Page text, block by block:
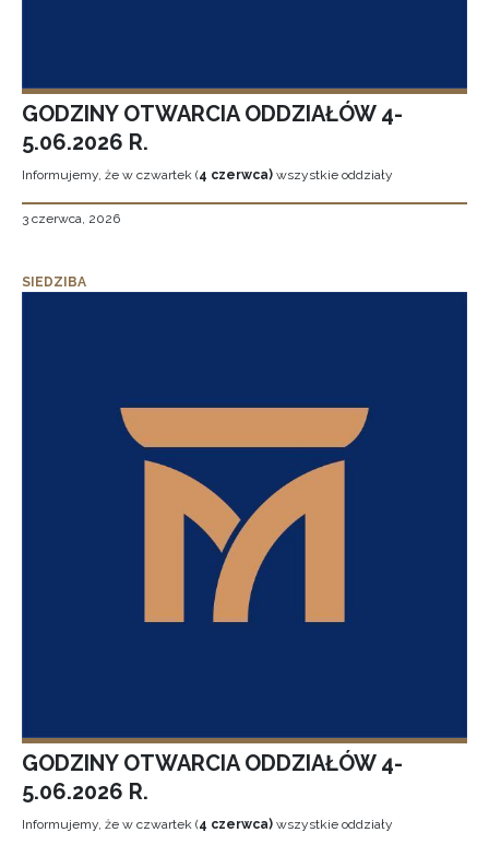
GODZINY OTWARCIA ODDZIAŁÓW 4-
5.06.2026 R.
Informujemy, że w czwartek (4 czerwca) wszystkie oddziały
3 czerwca, 2026
SIEDZIBA
GODZINY OTWARCIA ODDZIAŁÓW 4-
5.06.2026 R.
Informujemy, że w czwartek (4 czerwca) wszystkie oddziały